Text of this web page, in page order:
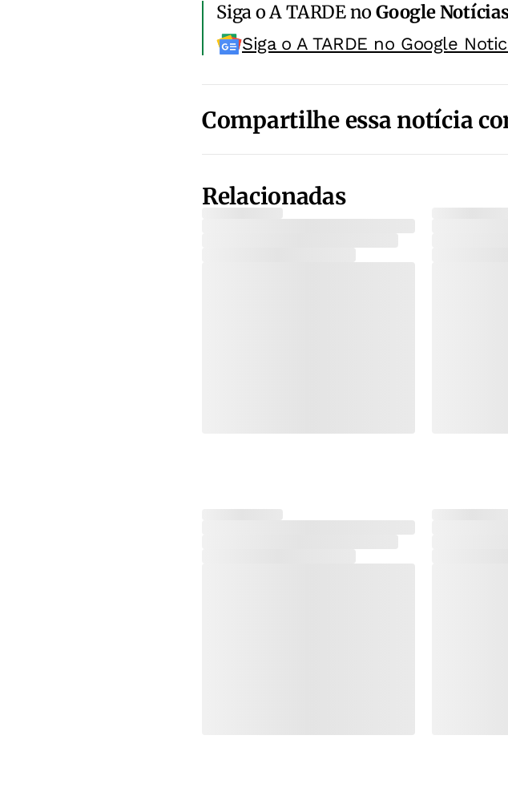
Siga o A TARDE noGoogle
Siga o A TARDE no Google
Compartilhe essa notícia
Relacionadas